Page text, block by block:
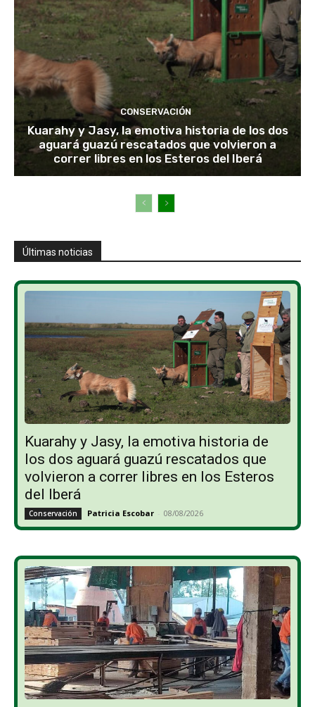
CONSERVACIÓN
Kuarahy y Jasy, la emotiva historia de los dos
aguará guazú rescatados que volvieron a
correr libres en los Esteros del Iberá
Últimas noticias
Kuarahy y Jasy, la emotiva historia de
los dos aguará guazú rescatados que
volvieron a correr libres en los Esteros
del Iberá
Conservación Patricia Escobar - 08/08/2026